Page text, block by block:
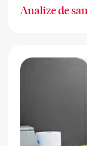
Analize de